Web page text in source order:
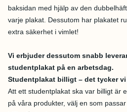
baksidan med hjälp av den
varje plakat. Dessutom har plakatet
extra säkerhet i vimlet!
Vi erbjuder dessutom snabb
studentplakat på en arbetsdag.
Studentplakat billigt – det tycker vi
Att ett studentplakat ska var billigt är
på våra produkter, välj en som